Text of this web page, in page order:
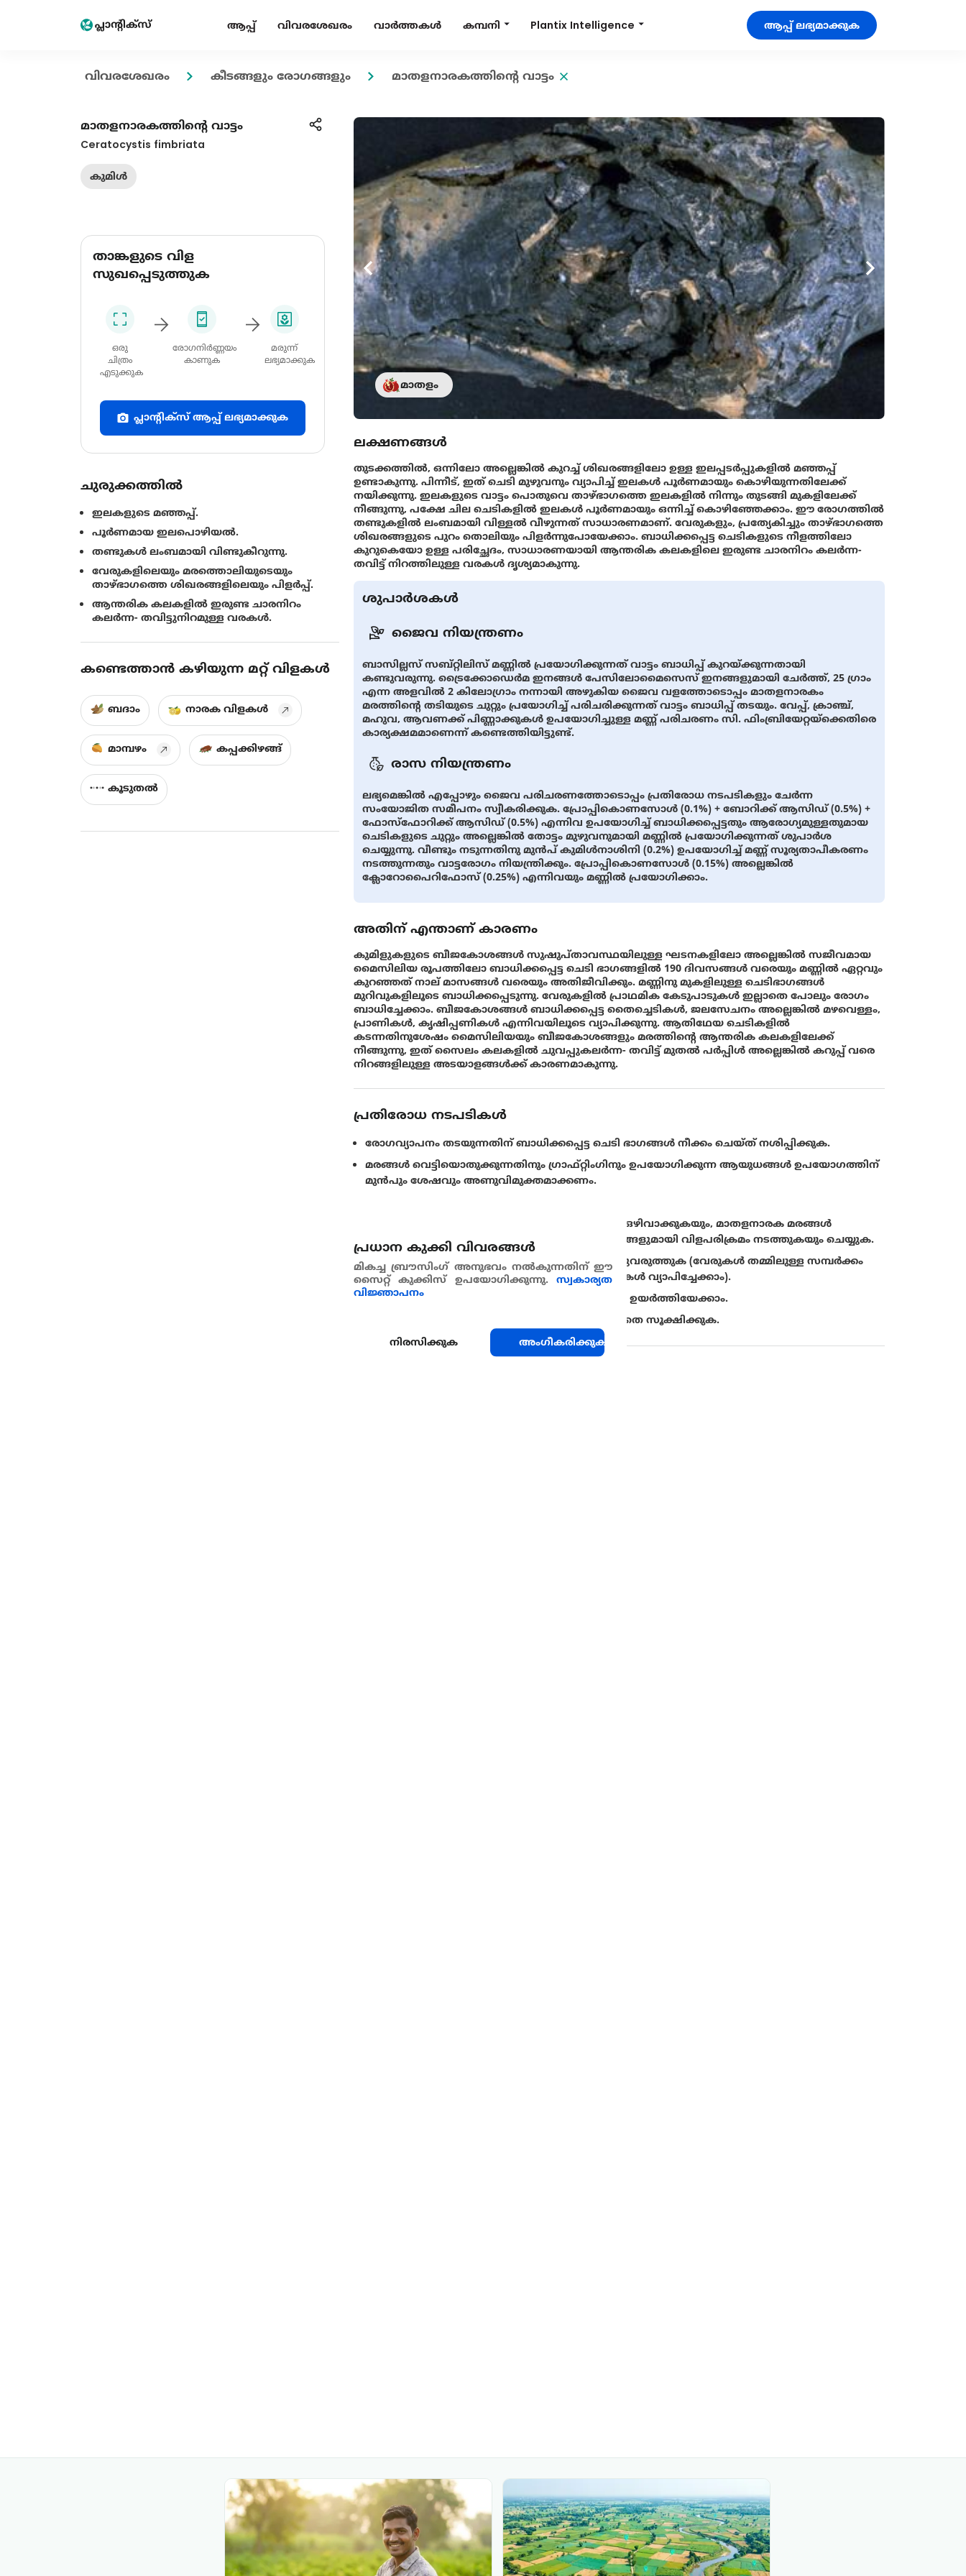
ആപ്പ് വിവരശേഖരം വാർത്തകൾ കമ്പനി Plantix Intelligence ആപ്പ് ലഭ്യമാക്കുക
വിവരശേഖരം കീടങ്ങളും രോഗങ്ങളും മാതളനാരകത്തിൻ്റെ വാട്ടം
മാതളനാരകത്തിൻ്റെ വാട്ടം
Ceratocystis fimbriata
കുമിൾ
താങ്കളുടെ വിള
സുഖപ്പെടുത്തുക
ഒരു
ചിത്രം
എടുക്കുക
രോഗനിർണ്ണയം
കാണുക
മരുന്ന്
ലഭ്യമാക്കുക
പ്ലാന്റിക്സ് ആപ്പ് ലഭ്യമാക്കുക
ചുരുക്കത്തിൽ
ഇലകളുടെ മഞ്ഞപ്പ്.
പൂർണമായ ഇലപൊഴിയൽ.
തണ്ടുകൾ ലംബമായി വിണ്ടുകീറുന്നു.
വേരുകളിലെയും മരത്തൊലിയുടെയും
താഴ്ഭാഗത്തെ ശിഖരങ്ങളിലെയും പിളർപ്പ്.
ആന്തരിക കലകളിൽ ഇരുണ്ട ചാരനിറം
കലർന്ന- തവിട്ടുനിറമുള്ള വരകൾ.
കണ്ടെത്താൻ കഴിയുന്ന മറ്റ് വിളകൾ
ബദാം നാരക വിളകൾ
മാമ്പഴം കപ്പക്കിഴങ്ങ്
കൂടുതൽ
മാതളം
ലക്ഷണങ്ങൾ
തുടക്കത്തിൽ, ഒന്നിലോ അല്ലെങ്കിൽ കുറച്ച് ശിഖരങ്ങളിലോ ഉള്ള ഇലപ്പടർപ്പുകളിൽ മഞ്ഞപ്പ്
ഉണ്ടാകുന്നു. പിന്നീട്, ഇത് ചെടി മുഴുവനും വ്യാപിച്ച് ഇലകൾ പൂർണമായും കൊഴിയുന്നതിലേക്ക്
നയിക്കുന്നു. ഇലകളുടെ വാട്ടം പൊതുവെ താഴ്ഭാഗത്തെ ഇലകളിൽ നിന്നും തുടങ്ങി മുകളിലേക്ക്
നീങ്ങുന്നു, പക്ഷേ ചില ചെടികളിൽ ഇലകൾ പൂർണമായും ഒന്നിച്ച് കൊഴിഞ്ഞേക്കാം. ഈ രോഗത്തിൽ
തണ്ടുകളിൽ ലംബമായി വിള്ളൽ വീഴുന്നത് സാധാരണമാണ്. വേരുകളും, പ്രത്യേകിച്ചും താഴ്ഭാഗത്തെ
ശിഖരങ്ങളുടെ പുറം തൊലിയും പിളർന്നുപോയേക്കാം. ബാധിക്കപ്പെട്ട ചെടികളുടെ നീളത്തിലോ
കുറുകെയോ ഉള്ള പരിച്ഛേദം, സാധാരണയായി ആന്തരിക കലകളിലെ ഇരുണ്ട ചാരനിറം കലർന്ന-
തവിട്ട് നിറത്തിലുള്ള വരകൾ ദൃശ്യമാകുന്നു.
ശുപാർശകൾ
ജൈവ നിയന്ത്രണം
ബാസില്ലസ് സബ്റ്റിലിസ് മണ്ണിൽ പ്രയോഗിക്കുന്നത് വാട്ടം ബാധിപ്പ് കുറയ്ക്കുന്നതായി
കണ്ടുവരുന്നു. ട്രൈക്കോഡെർമ ഇനങ്ങൾ പേസിലോമൈസെസ് ഇനങ്ങളുമായി ചേർത്ത്, 25 ഗ്രാം
എന്ന അളവിൽ 2 കിലോഗ്രാം നന്നായി അഴുകിയ ജൈവ വളത്തോടൊപ്പം മാതളനാരകം
മരത്തിൻ്റെ തടിയുടെ ചുറ്റും പ്രയോഗിച്ച് പരിചരിക്കുന്നത് വാട്ടം ബാധിപ്പ് തടയും. വേപ്പ്, ക്രാഞ്ച്,
മഹുവ, ആവണക്ക് പിണ്ണാക്കുകൾ ഉപയോഗിച്ചുള്ള മണ്ണ് പരിചരണം സി. ഫിംബ്രിയേറ്റയ്ക്കെതിരെ
കാര്യക്ഷമമാണെന്ന് കണ്ടെത്തിയിട്ടുണ്ട്.
രാസ നിയന്ത്രണം
ലഭ്യമെങ്കിൽ എപ്പോഴും ജൈവ പരിചരണത്തോടൊപ്പം പ്രതിരോധ നടപടികളും ചേർന്ന
സംയോജിത സമീപനം സ്വീകരിക്കുക. പ്രോപ്പികൊണസോൾ (0.1%) + ബോറിക്ക് ആസിഡ് (0.5%) +
ഫോസ്ഫോറിക്ക് ആസിഡ് (0.5%) എന്നിവ ഉപയോഗിച്ച് ബാധിക്കപ്പെട്ടതും ആരോഗ്യമുള്ളതുമായ
ചെടികളുടെ ചുറ്റും അല്ലെങ്കിൽ തോട്ടം മുഴുവനുമായി മണ്ണിൽ പ്രയോഗിക്കുന്നത് ശുപാർശ
ചെയ്യുന്നു. വീണ്ടും നടുന്നതിനു മുൻപ് കുമിൾനാശിനി (0.2%) ഉപയോഗിച്ച് മണ്ണ് സൂര്യതാപീകരണം
നടത്തുന്നതും വാട്ടരോഗം നിയന്ത്രിക്കും. പ്രോപ്പികൊണസോൾ (0.15%) അല്ലെങ്കിൽ
ക്ലോറോപൈറിഫോസ് (0.25%) എന്നിവയും മണ്ണിൽ പ്രയോഗിക്കാം.
അതിന് എന്താണ് കാരണം
കുമിളുകളുടെ ബീജകോശങ്ങൾ സുഷുപ്താവസ്ഥയിലുള്ള ഘടനകളിലോ അല്ലെങ്കിൽ സജീവമായ
മൈസിലിയ രൂപത്തിലോ ബാധിക്കപ്പെട്ട ചെടി ഭാഗങ്ങളിൽ 190 ദിവസങ്ങൾ വരെയും മണ്ണിൽ ഏറ്റവും
കുറഞ്ഞത് നാല് മാസങ്ങൾ വരെയും അതിജീവിക്കും. മണ്ണിനു മുകളിലുള്ള ചെടിഭാഗങ്ങൾ
മുറിവുകളിലൂടെ ബാധിക്കപ്പെടുന്നു. വേരുകളിൽ പ്രാഥമിക കേടുപാടുകൾ ഇല്ലാതെ പോലും രോഗം
ബാധിച്ചേക്കാം. ബീജകോശങ്ങൾ ബാധിക്കപ്പെട്ട തൈച്ചെടികൾ, ജലസേചനം അല്ലെങ്കിൽ മഴവെള്ളം,
പ്രാണികൾ, കൃഷിപ്പണികൾ എന്നിവയിലൂടെ വ്യാപിക്കുന്നു. ആതിഥേയ ചെടികളിൽ
കടന്നതിനുശേഷം മൈസിലിയയും ബീജകോശങ്ങളും മരത്തിൻ്റെ ആന്തരിക കലകളിലേക്ക്
നീങ്ങുന്നു, ഇത് സൈലം കലകളിൽ ചുവപ്പുകലർന്ന- തവിട്ട് മുതൽ പർപ്പിൾ അല്ലെങ്കിൽ കറുപ്പ് വരെ
നിറങ്ങളിലുള്ള അടയാളങ്ങൾക്ക് കാരണമാകുന്നു.
പ്രതിരോധ നടപടികൾ
രോഗവ്യാപനം തടയുന്നതിന് ബാധിക്കപ്പെട്ട ചെടി ഭാഗങ്ങൾ നീക്കം ചെയ്‌ത്‌ നശിപ്പിക്കുക.
മരങ്ങൾ വെട്ടിയൊതുക്കുന്നതിനും ഗ്രാഫ്റ്റിംഗിനും ഉപയോഗിക്കുന്ന ആയുധങ്ങൾ ഉപയോഗത്തിന്
മുൻപും ശേഷവും അണുവിമുക്തമാക്കണം.
ഫിംബ്രിയേറ്റയുടെ സാന്നിധ്യമുള്ള കൃഷിയിടങ്ങൾ ഒഴിവാക്കുകയും, മാതളനാരക മരങ്ങൾ
രോഗാണുക്കൾക്ക് ആതിഥ്യമേകാത്ത ഇതര ഇനങ്ങളുമായി വിളപരിക്രമം നടത്തുകയും ചെയ്യുക.
മരങ്ങൾക്കിടയിൽ പര്യാപ്തമായ ഇടയകലം ഉറപ്പുവരുത്തുക (വേരുകൾ തമ്മിലുള്ള സമ്പർക്കം
ഒഴിവാക്കുന്നതിന്, എന്തെന്നാൽ അവിടെ കുമിളുകൾ വ്യാപിച്ചേക്കാം).
മോശമായ നീർവാർച്ച വാട്ടം ബാധിപ്പിൻ്റെ സാധ്യത ഉയർത്തിയേക്കാം.
കൃഷിപ്പണിക്കിടയിൽ മരങ്ങൾക്ക് പരിക്കേൽക്കാതെ സൂക്ഷിക്കുക.
പ്രധാന കുക്കി വിവരങ്ങള്‍
മികച്ച ബ്രൗസിംഗ് അനുഭവം നൽകുന്നതിന് ഈ
സൈറ്റ് കുക്കിസ് ഉപയോഗിക്കുന്നു. സ്വകാര്യത
വിജ്ഞാപനം
നിരസിക്കുക അംഗീകരിക്കുക